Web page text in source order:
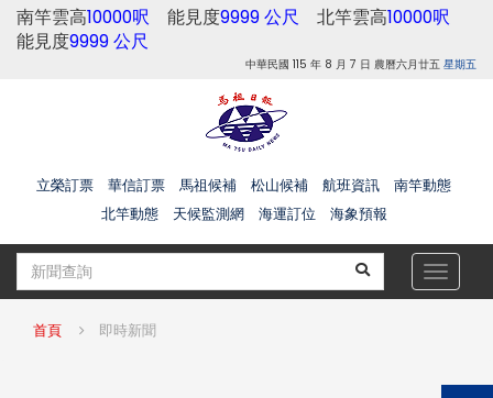
南竿雲高10000呎 能見度9999 公尺 北竿雲高10000呎
能見度9999 公尺
中華民國 115 年 8 月 7 日 農曆六月廿五 星期五
立榮訂票 華信訂票 馬祖候補 松山候補 航班資訊
南竿動態
北竿動態
天候監測網 海運訂位 海象預報
Toggle
首頁 即時新聞